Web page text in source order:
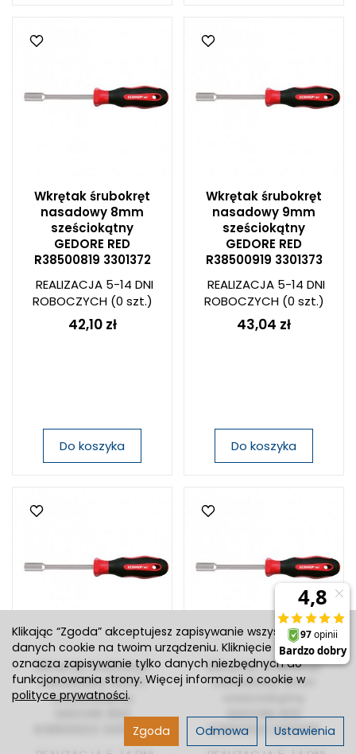
Wkrętak śrubokręt
nasadowy 8mm
sześciokątny
GEDORE RED
R38500819 3301372
REALIZACJA 5-14 DNI
ROBOCZYCH(0 szt.)
42,10 zł
Do koszyka
Wkrętak śrubokręt
nasadowy 9mm
sześciokątny
GEDORE RED
R38500919 3301373
REALIZACJA 5-14 DNI
ROBOCZYCH(0 szt.)
43,04 zł
Do koszyka
Wkrętak śrubokręt
nasadowy 10mm
sześciokątny
GEDORE RED
R38501023 3301374
Wkrętak śrubokręt
nasadowy 11mm
GEDORE RED
R38501123 3301375
Klikając “Zgoda” akceptujesz zapisywanie wszystkich
danych cookie na twoim urządzeniu. Kliknięcie “Odmowa”
oznacza zapisywanie tylko danych niezbędnych do
funkcjonowania strony. Więcej informacji o cookie w
polityce prywatności.
Ustawienia
Odmowa
Zgoda